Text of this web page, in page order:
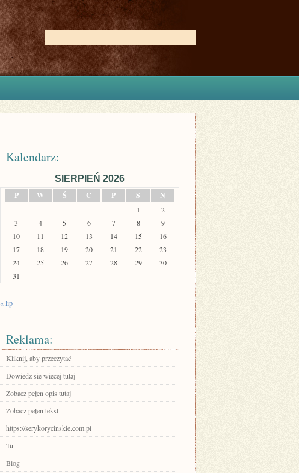
Kalendarz:
SIERPIEŃ 2026
P
W Ś C P S N
1
2
3
4 5 6 7 8
9
10
11 12 13 14 15
16
17
18 19 20 21 22
23
24
25 26 27 28 29
30
31
« lip
Reklama:
Kliknij, aby przeczytać
Dowiedz się więcej tutaj
Zobacz pełen opis tutaj
Zobacz pełen tekst
https://serykorycinskie.com.pl
Tu
Blog